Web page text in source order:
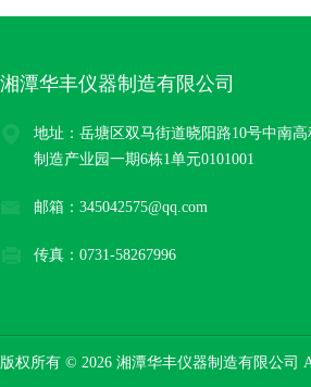
湘潭华丰仪器制造有限公司
地址：岳塘区双马街道晓阳路10号中南
制造产业园一期6栋1单元0101001
邮箱：345042575@qq.com
传真：0731-58267996
版权所有 © 2026 湘潭华丰仪器制造有限公司